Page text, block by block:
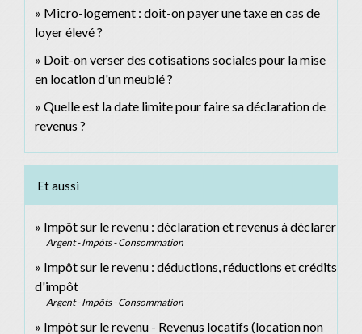
Micro-logement : doit-on payer une taxe en cas de
loyer élevé ?
Doit-on verser des cotisations sociales pour la mise
en location d'un meublé ?
Quelle est la date limite pour faire sa déclaration de
revenus ?
Et aussi
Impôt sur le revenu : déclaration et revenus à déclarer
Argent - Impôts - Consommation
Impôt sur le revenu : déductions, réductions et crédits
d'impôt
Argent - Impôts - Consommation
Impôt sur le revenu - Revenus locatifs (location non